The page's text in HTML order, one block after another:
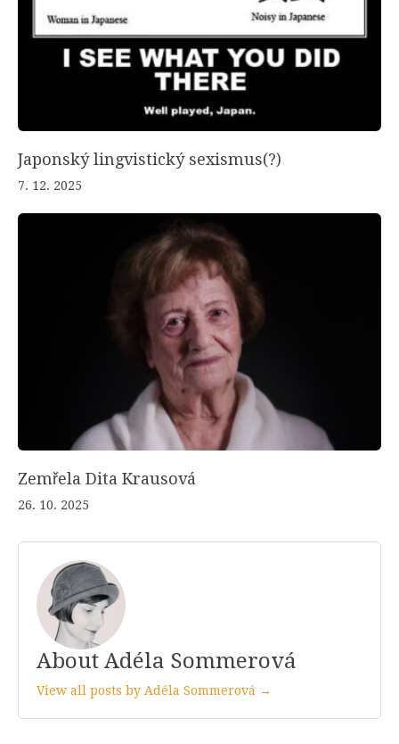
Japonský lingvistický sexismus(?)
7. 12. 2025
Zemřela Dita Krausová
26. 10. 2025
About Adéla Sommerová
View all posts by Adéla Sommerová →